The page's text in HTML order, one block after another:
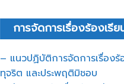
การจัดการเรื่องร้องเรี
– แนวปฏิบัติการจัดการเรื่องร้
ทุจริต และประพฤติมิชอบ